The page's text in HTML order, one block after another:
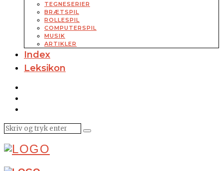
TEGNESERIER
BRÆTSPIL
ROLLESPIL
COMPUTERSPIL
MUSIK
ARTIKLER
Index
Leksikon